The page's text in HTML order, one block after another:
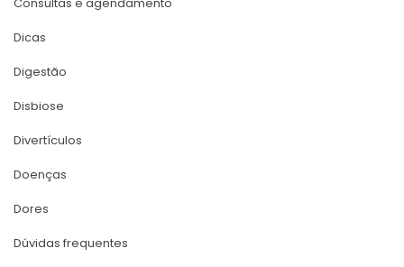
Dica
Digestão
Disbiose
Divertículo
Doença
Dore
Dúvidas frequente